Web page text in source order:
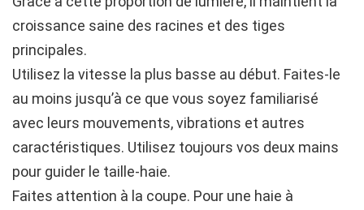
croissance saine des racines et des tiges
principales.
Utilisez la vitesse la plus basse au début. Faites-le
au moins jusqu’à ce que vous soyez familiarisé
avec leurs mouvements, vibrations et autres
caractéristiques. Utilisez toujours vos deux mains
pour guider le taille-haie.
Faites attention à la coupe. Pour une haie à